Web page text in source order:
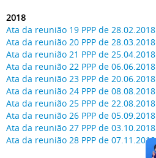
2018
Ata da reunião 19 PPP de 28.02.2018
Ata da reunião 20 PPP de 28.03.2018
Ata da reunião 21 PPP de 25.04.2018
Ata da reunião 22 PPP de 06.06.2018
Ata da reunião 23 PPP de 20.06.2018
Ata da reunião 24 PPP de 08.08.2018
Ata da reunião 25 PPP de 22.08.2018
Ata da reunião 26 PPP de 05.09.2018
Ata da reunião 27 PPP de 03.10.2018
Ata da reunião 28 PPP de 07.11.2018